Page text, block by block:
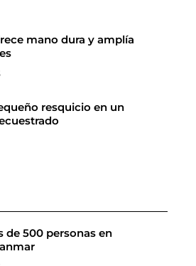
mano dura y amplía
resquicio en un
de 500 personas en